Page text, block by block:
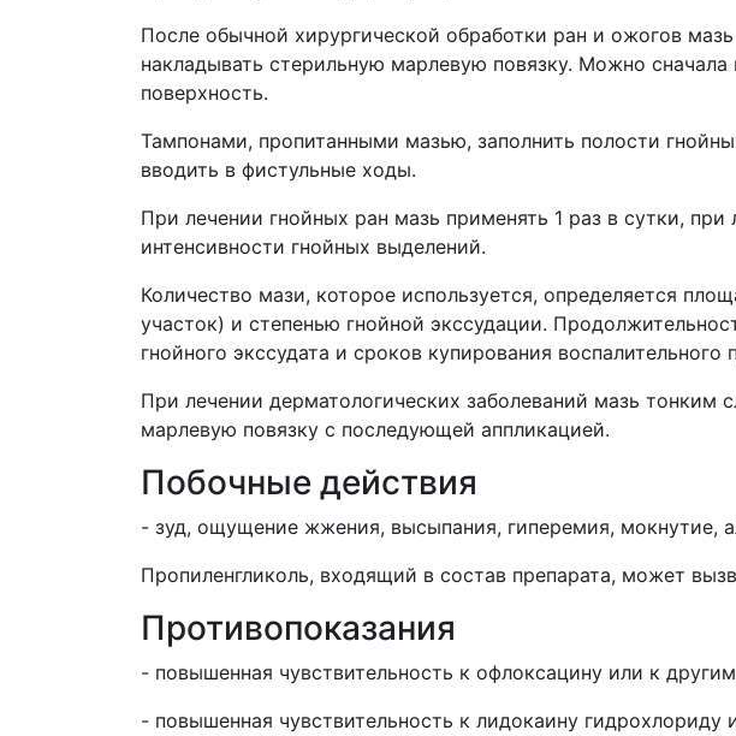
После обычной хирургической обработки ран и ожогов
накладывать стерильную марлевую повязку. Можно
поверхность.
Тампонами, пропитанными мазью, заполнить полости
вводить в фистульные ходы.
При лечении гнойных ран мазь применять 1 раз в сутки,
интенсивности гнойных выделений.
Количество мази, которое используется, определяется
участок) и степенью гнойной экссудации.
гнойного экссудата и сроков купирования воспалительного
При лечении дерматологических заболеваний мазь тонким
марлевую повязку с последующей аппликацией.
Побочные действия
- зуд, ощущение жжения, высыпания, гиперемия, мокнутие,
Пропиленгликоль, входящий в состав препарата, может
Противопоказания
- повышенная чувствительность к офлоксацину или к
- повышенная чувствительность к лидокаину